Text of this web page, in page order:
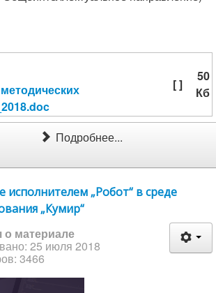
[ ]
50
Кб
Подробнее...
исполнителем „Робот“ в среде
„Кумир“
материале
25 июля 2018
3466